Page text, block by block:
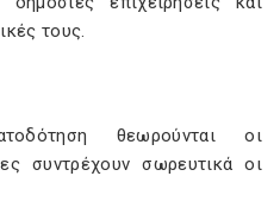
τους.
θεωρούνται οι
συντρέχουν σωρευτικά οι